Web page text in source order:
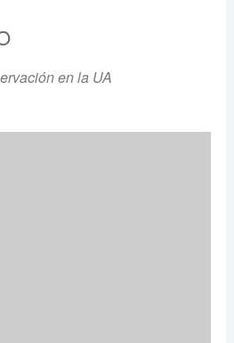
en la UA